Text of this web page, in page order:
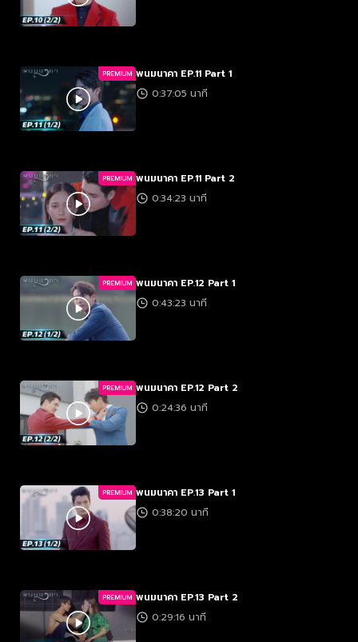
PREMIUM พนมนาคา EP.11 Part 1
0:37:05 นาที
PREMIUM พนมนาคา EP.11 Part 2
0:34:23 นาที
PREMIUM พนมนาคา EP.12 Part 1
0:43:23 นาที
PREMIUM พนมนาคา EP.12 Part 2
0:24:36 นาที
PREMIUM พนมนาคา EP.13 Part 1
0:38:20 นาที
PREMIUM พนมนาคา EP.13 Part 2
0:29:16 นาที